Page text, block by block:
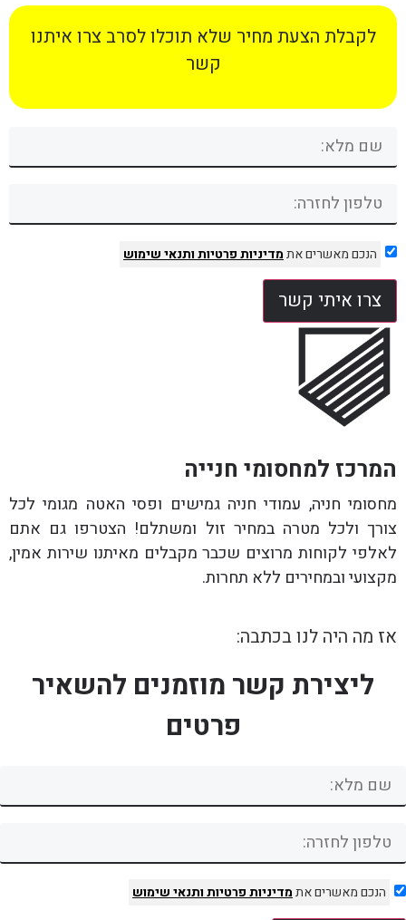
לקבלת הצעת מחיר שלא תוכלו לסרב צרו איתנו
קשר
הנכם מאשרים אתמדיניות פרטיותותנאי שימוש
צרו איתי קשר
המרכז למחסומי חנייה
מחסומי חניה, עמודי חניה גמישים ופסי האטה מגומי לכל
צורך ולכל מטרה במחיר זול ומשתלם! הצטרפו גם אתם
לאלפי לקוחות מרוצים שכבר מקבלים מאיתנו שירות אמין,
מקצועי ובמחירים ללא תחרות.
אז מה היה לנו בכתבה:
ליצירת קשר מוזמנים להשאיר
פרטים
הנכם מאשרים אתמדיניות פרטיותותנאי שימוש